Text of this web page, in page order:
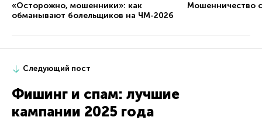
«Осторожно, мошенники»: как
обманывают болельщиков на ЧМ-2026
Мошенничество
Следующий пост
Фишинг и спам: лучшие
кампании 2025 года